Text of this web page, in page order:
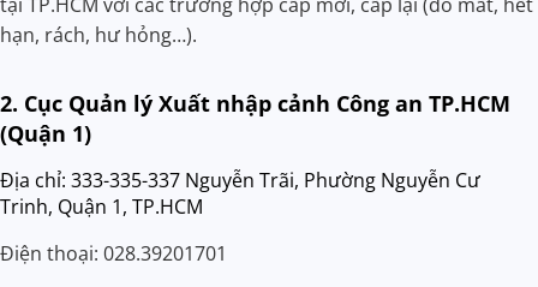
hạn, rách, hư hỏng…).
2. Cục Quản lý Xuất nhập cảnh Công an TP.HCM
(Quận 1)
Địa chỉ: 333-335-337 Nguyễn Trãi, Phường Nguyễn Cư
Trinh, Quận 1, TP.HCM
Điện thoại: 028.39201701